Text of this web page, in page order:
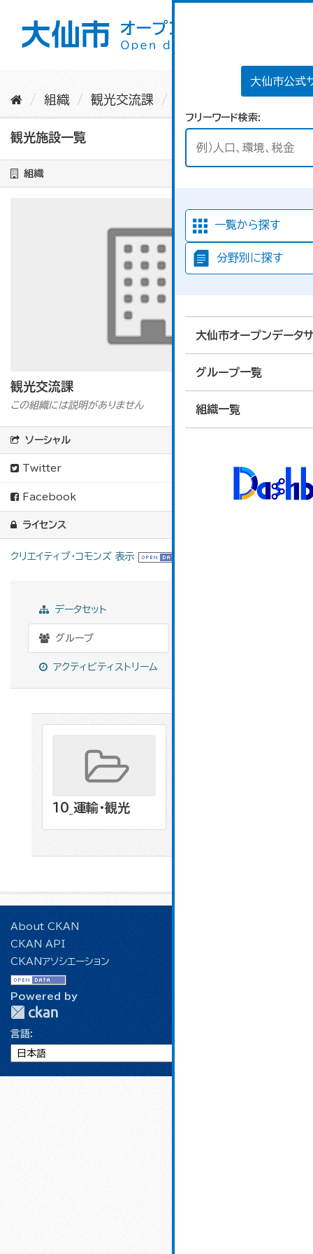
大仙市公式
フリーワード検索
一覧から探す
分野別に探す
大仙市オープンデータ
グループ一覧
組織一覧
組織 観光交流課 観光施設一覧
観光施設一覧
組織
観光交流課
この組織には説明がありません
ソーシャル
Twitter
Facebook
ライセンス
クリエイティブ・コモンズ 表示
データセット
グループ
アクティビティストリーム
10_運輸・観光
About CKAN
CKAN API
CKANアソシエーション
Powered by
言語